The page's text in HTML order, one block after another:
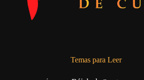
Temas para Leer